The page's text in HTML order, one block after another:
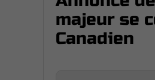
majeur se
Canadien